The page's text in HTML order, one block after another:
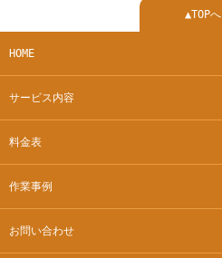
▲TOPへ
HOME
サービス内容
料金表
作業事例
お問い合わせ